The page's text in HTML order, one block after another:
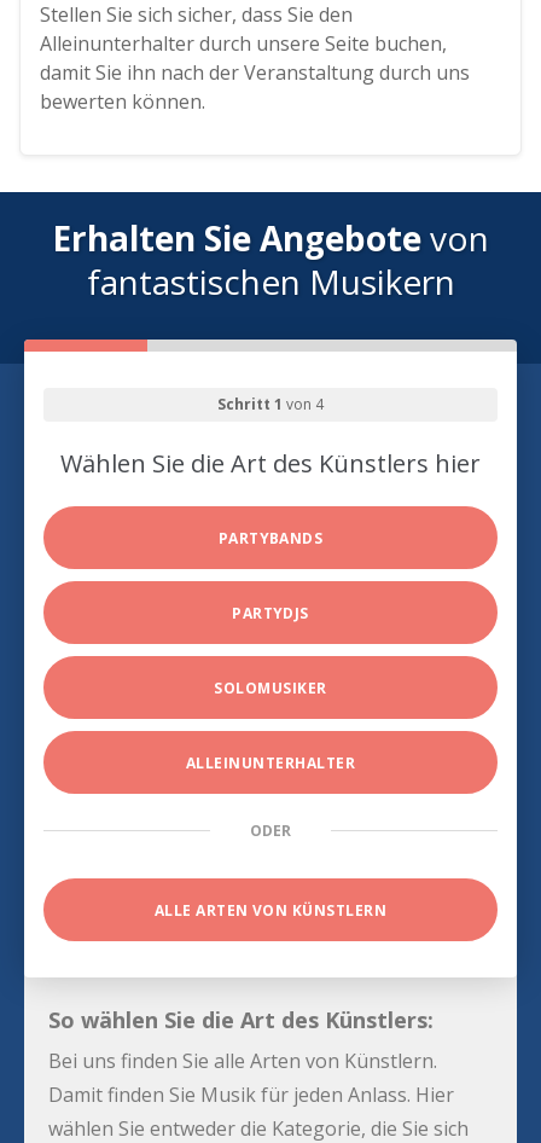
Stellen Sie sich sicher, dass Sie den
Alleinunterhalter durch unsere Seite buchen,
damit Sie ihn nach der Veranstaltung durch uns
bewerten können.
Erhalten Sie Angebotevon
fantastischen Musikern
Schritt 1 von 4
Wählen Sie die Art des Künstlers hier
PARTYBANDS
PARTYDJS
SOLOMUSIKER
ALLEINUNTERHALTER
ODER
ALLE ARTEN VON KÜNSTLERN
So wählen Sie die Art des Künstlers:
Bei uns finden Sie alle Arten von Künstlern.
Damit finden Sie Musik für jeden Anlass. Hier
wählen Sie entweder die Kategorie, die Sie sich